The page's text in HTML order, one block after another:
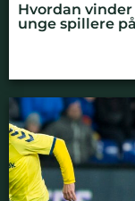
Hvordan
unge spillere